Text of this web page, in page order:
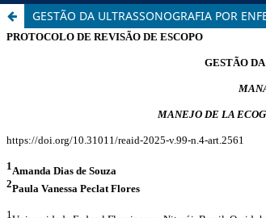
GESTÃO DA ULTRASSONOGRAFIA POR